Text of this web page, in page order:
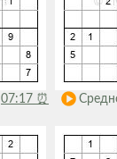
07:17 ⏰